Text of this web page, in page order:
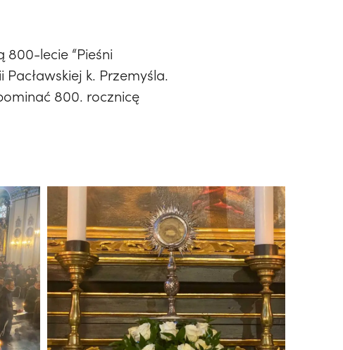
800-lecie “Pieśni
k. Przemyśla.
800. rocznicę